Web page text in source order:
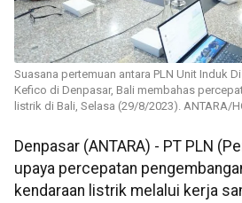
Suasana pertemuan antara PLN Unit Induk
Kefico di Denpasar, Bali membahas
listrik di Bali, Selasa (29/8/2023). ANTARA/
Denpasar (ANTARA) - PT PLN
upaya percepatan
kendaraan listrik melalui kerja